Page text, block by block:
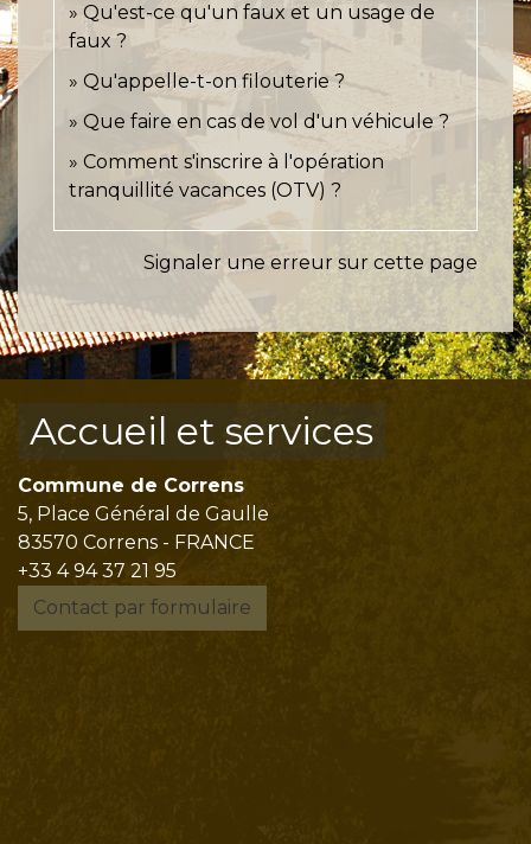
Qu'est-ce qu'un faux et un usage de
faux ?
Qu'appelle-t-on filouterie ?
Que faire en cas de vol d'un véhicule ?
Comment s'inscrire à l'opération
tranquillité vacances (OTV) ?
Signaler une erreur sur cette page
Accueil et services
Commune de Correns
5, Place Général de Gaulle
83570 Correns - FRANCE
+33 4 94 37 21 95
Contact par formulaire